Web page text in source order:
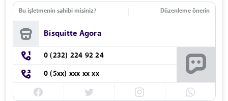
Bu işletmenin sahibi misiniz? Düzenleme önerin
Bisquitte Agora
0 (232) 224 92 24
0 (5xx) xxx xx xx